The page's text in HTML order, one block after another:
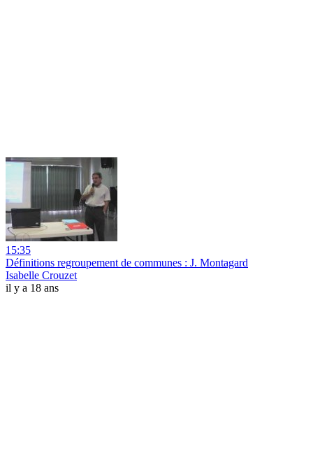
15:35
Définitions regroupement de communes : J. Montagard
Isabelle Crouzet
il y a 18 ans